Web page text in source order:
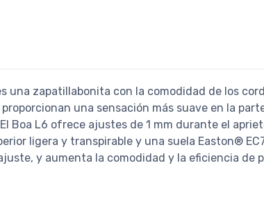
una zapatillabonita con la comodidad de los
una sensación más suave en la
Boa L6 ofrece ajustes de 1 mm durante el
ligera y transpirable y una suela Easton®
y aumenta la comodidad y la eficiencia de